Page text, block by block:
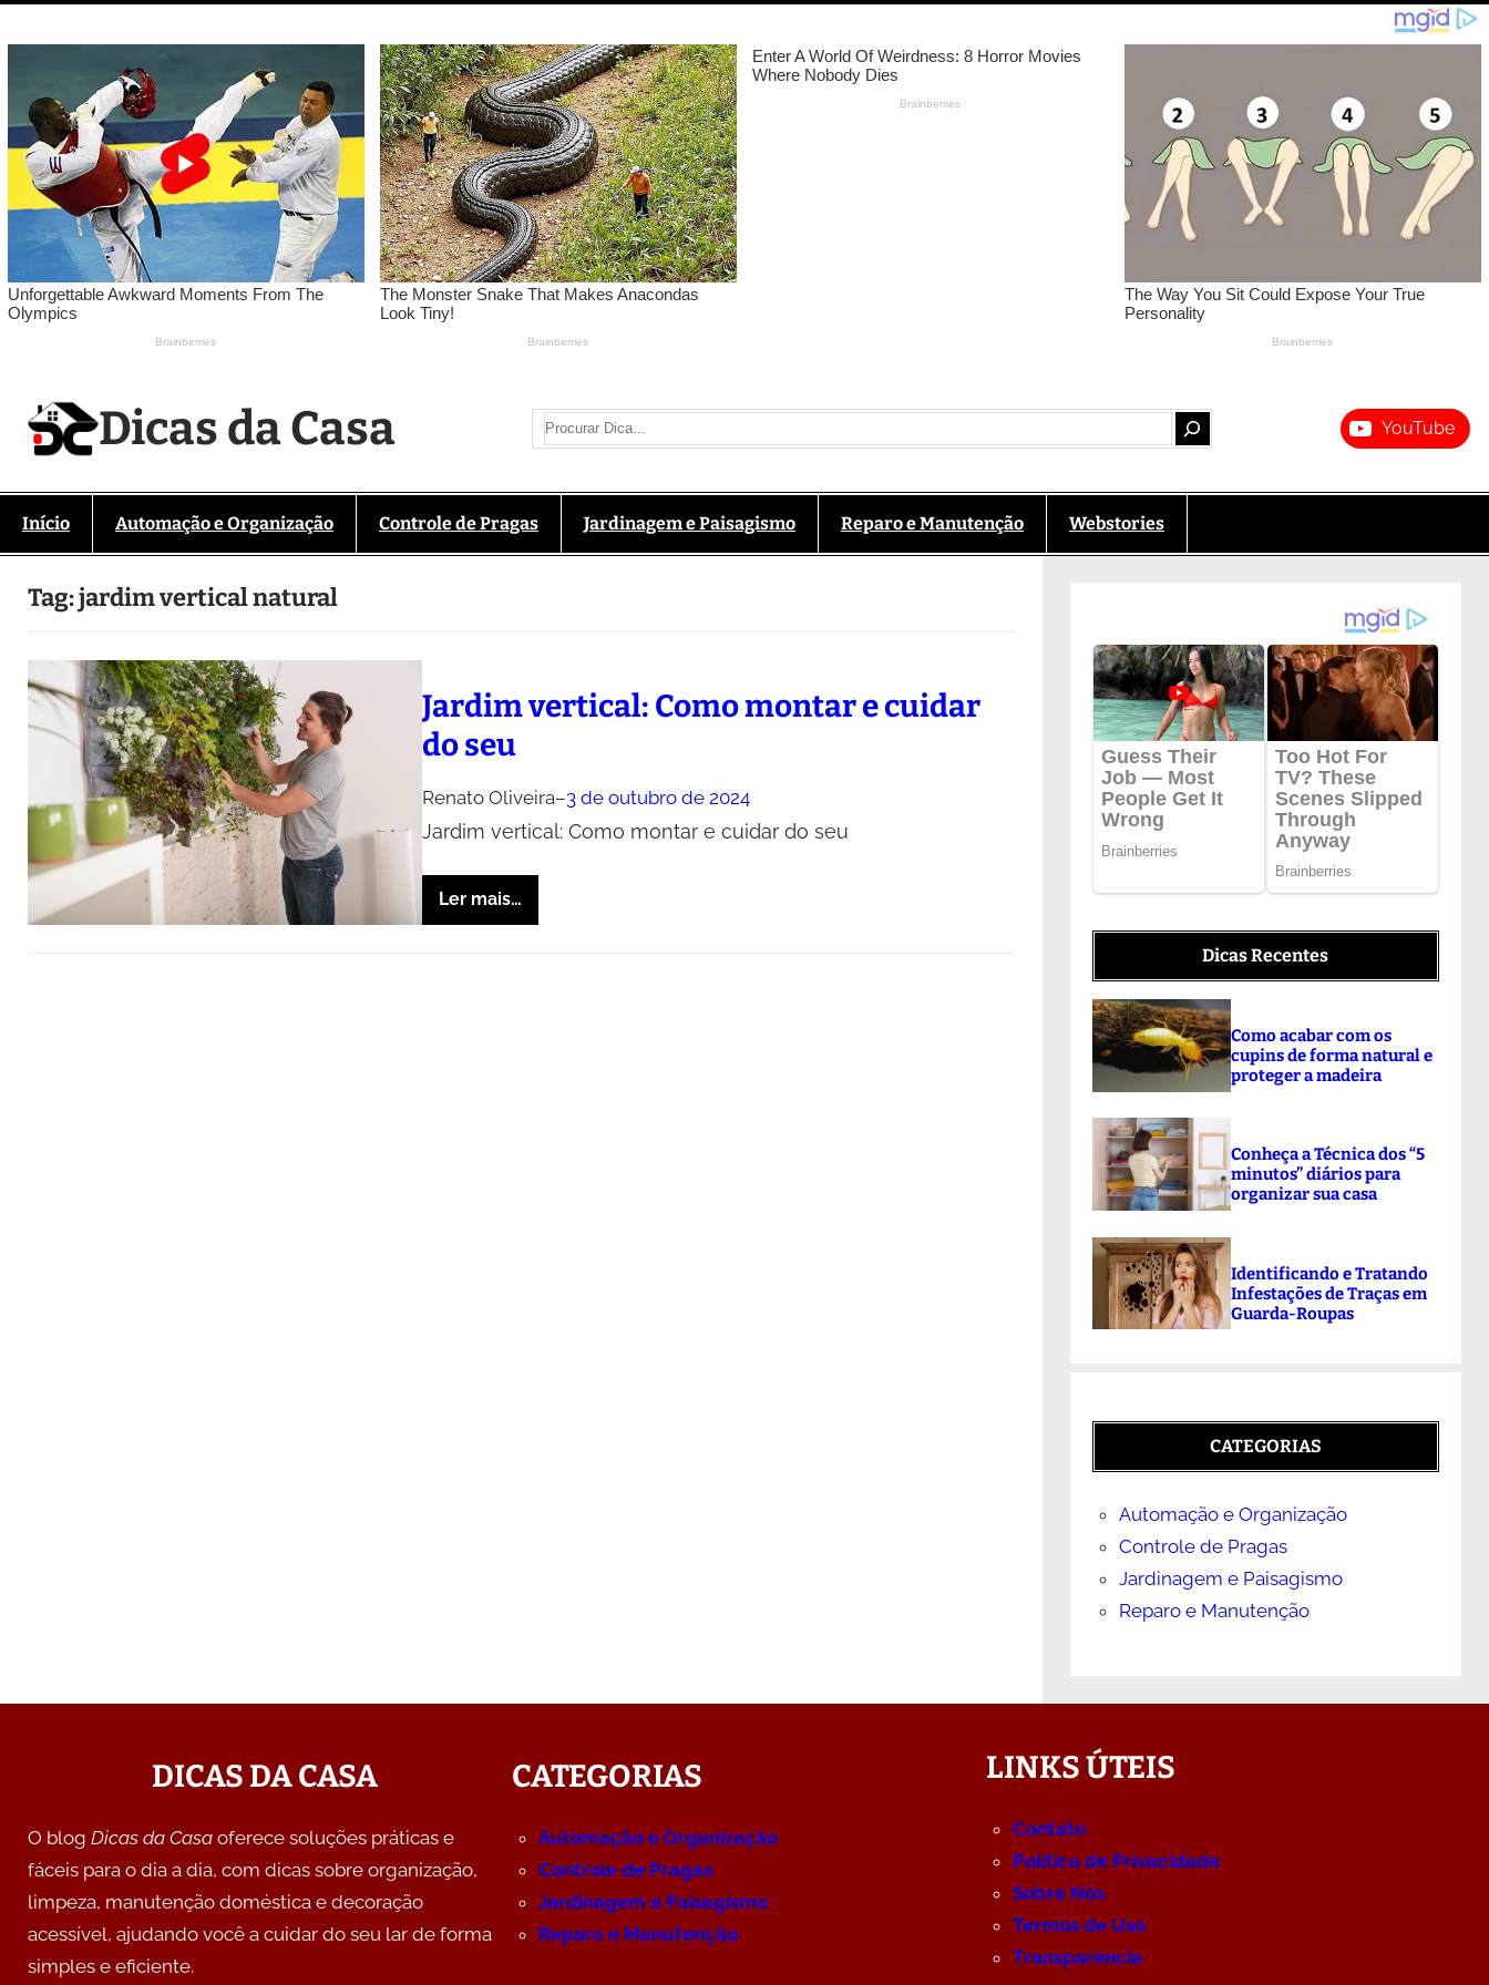
para
conteúdo
Dicas da Casa Search YouTube
Início Automação e Organização Controle de Pragas Jardinagem e Paisagismo Reparo e Manutenção Webstories
Tag:jardim vertical natural
Jardim vertical: Como montar e cuidar
do seu
Renato Oliveira–3 de outubro de 2024
Jardim vertical: Como montar e cuidar do seu
Ler mais…
Dicas Recentes
Como acabar com os
cupins de forma natural e
proteger a madeira
Conheça a Técnica dos “5
minutos” diários para
organizar sua casa
Identificando e Tratando
Infestações de Traças em
Guarda-Roupas
CATEGORIAS
Automação e Organização
Controle de Pragas
Jardinagem e Paisagismo
Reparo e Manutenção
DICAS DA CASA
O blog Dicas da Casaoferece soluções práticas e
fáceis para o dia a dia, com dicas sobre organização,
limpeza, manutenção doméstica e decoração
acessível, ajudando você a cuidar do seu lar de forma
simples e eficiente.
CATEGORIAS
Automação e Organização
Controle de Pragas
Jardinagem e Paisagismo
Reparo e Manutenção
LINKS ÚTEIS
Contato
Política de Privacidade
Sobre Nós
Termos de Uso
Transparência